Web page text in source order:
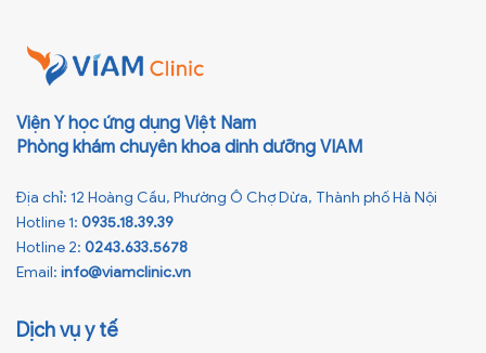
Viện Y học ứng dụng Việt Nam
Phòng khám chuyên khoa dinh dưỡng VIAM
Địa chỉ: 12 Hoàng Cầu, Phường Ô Chợ Dừa, Thành phố Hà Nội
Hotline 1: 0935.18.39.39
Hotline 2: 0243.633.5678
Email: info@viamclinic.vn
Dịch vụ y tế